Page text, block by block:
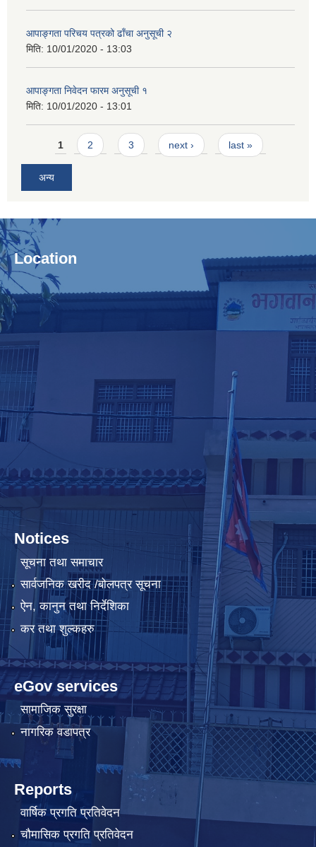
आपाङ्गता परिचय पत्रको ढाँचा अनुसूची २
मिति: 10/01/2020 - 13:03
आपाङ्गता निवेदन फारम अनुसूची १
मिति: 10/01/2020 - 13:01
Pages
1 2 3 next › last »
अन्य
Location
Notices
सूचना तथा समाचार
सार्वजनिक खरीद /बोलपत्र सूचना
ऐन, कानुन तथा निर्देशिका
कर तथा शुल्कहरु
eGov services
सामाजिक सुरक्षा
नागरिक वडापत्र
Reports
वार्षिक प्रगति प्रतिवेदन
चौमासिक प्रगति प्रतिवेदन